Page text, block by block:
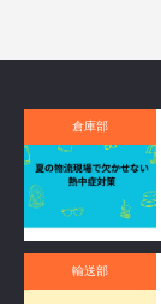
倉庫部
輸送部